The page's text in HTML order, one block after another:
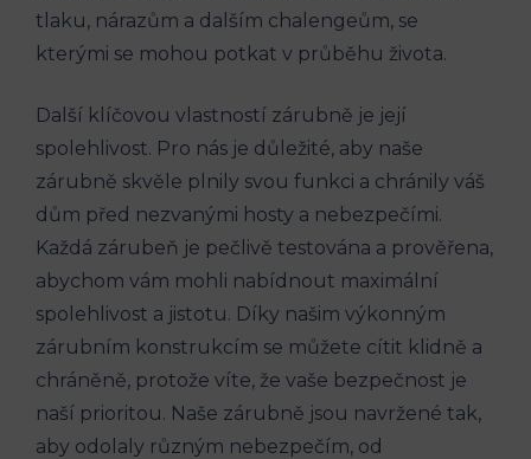
tlaku, nárazům a dalším chalengeům, se
kterými se mohou potkat v průběhu života.
Další klíčovou vlastností zárubně je její
spolehlivost. Pro nás je důležité, aby naše
zárubně skvěle plnily svou funkci a chránily váš
dům před nezvanými hosty a nebezpečími.
Každá zárubeň je pečlivě testována a prověřena,
abychom vám mohli nabídnout maximální
spolehlivost a jistotu. Díky našim výkonným
zárubním konstrukcím se můžete cítit klidně a
chráněně, protože víte, že vaše bezpečnost je
naší prioritou. Naše zárubně jsou navržené tak,
aby odolaly různým nebezpečím, od